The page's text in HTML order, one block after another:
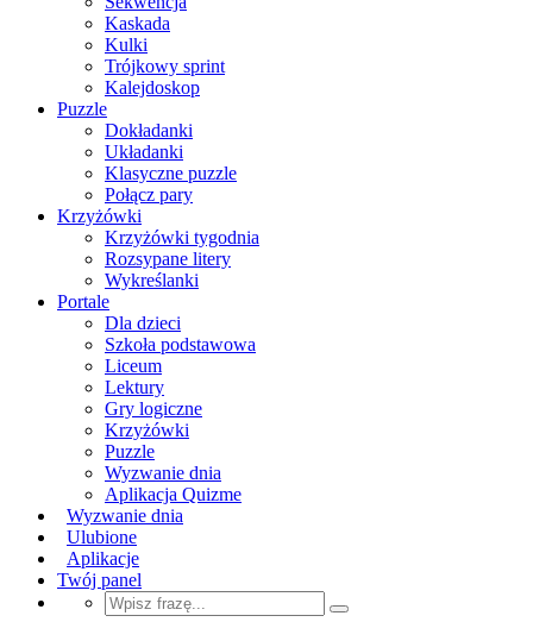
Kaskada
Kulki
Trójkowy sprint
Kalejdoskop
Puzzle
Dokładanki
Układanki
Klasyczne puzzle
Połącz pary
Krzyżówki
Krzyżówki tygodnia
Rozsypane litery
Wykreślanki
Portale
Dla dzieci
Szkoła podstawowa
Liceum
Lektury
Gry logiczne
Krzyżówki
Puzzle
Wyzwanie dnia
Aplikacja Quizme
Wyzwanie dnia
Ulubione
Aplikacje
Twój panel